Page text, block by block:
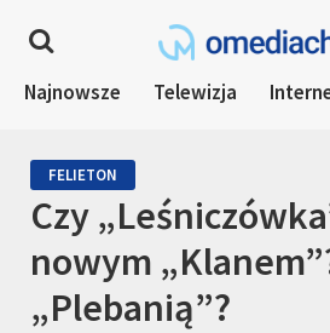
Najnowsze Telewizja
FELIETON
Czy
nowym
„Plebanią”?